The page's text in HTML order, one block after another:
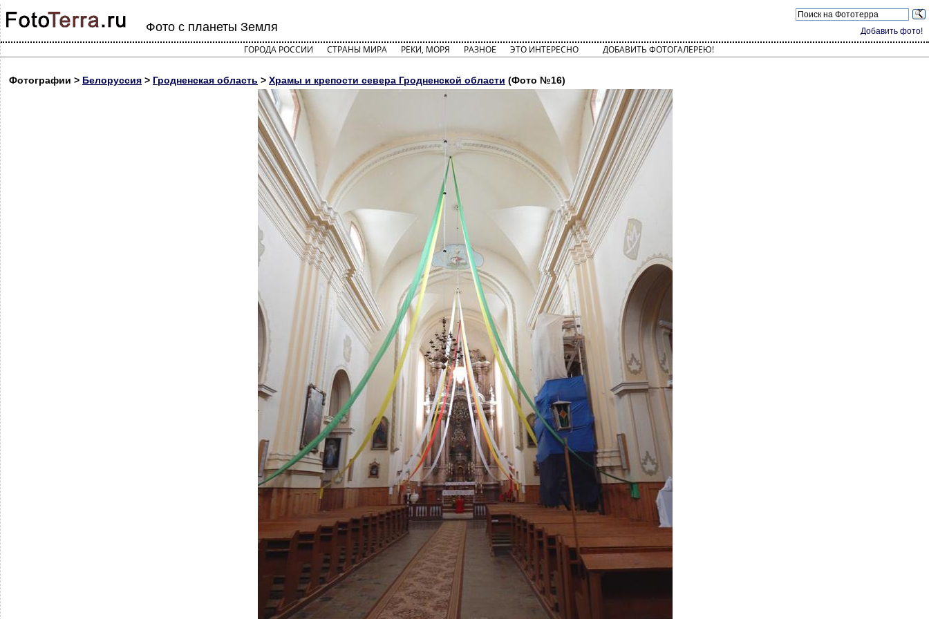
Добавить фото!
Фото с планеты Земля
ГОРОДА РОССИИ СТРАНЫ МИРА РЕКИ, МОРЯ РАЗНОЕ ЭТО ИНТЕРЕСНО ДОБАВИТЬ ФОТОГАЛЕРЕЮ!
Фотографии > Белоруссия > Гродненская область > Храмы и крепости севера Гродненской области (Фото №16)